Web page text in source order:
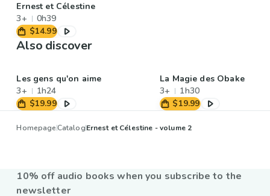
Ernest et Célestine
3+
0h39
$14.99
Also discover
Les gens qu'on aime
3+
1h24
$19.99
La Magie des Obake
3+
1h30
$19.99
HomepageCatalogErnest et Célestine - volume 2
10% off audio books when you subscribe to the
newsletter